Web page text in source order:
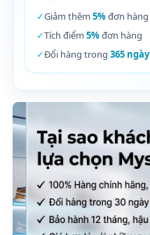
✓Giảm thêm 5%đơn hàng
✓Tích điểm 5%đơn hàng
✓Đổi hàng trong 365 ngày